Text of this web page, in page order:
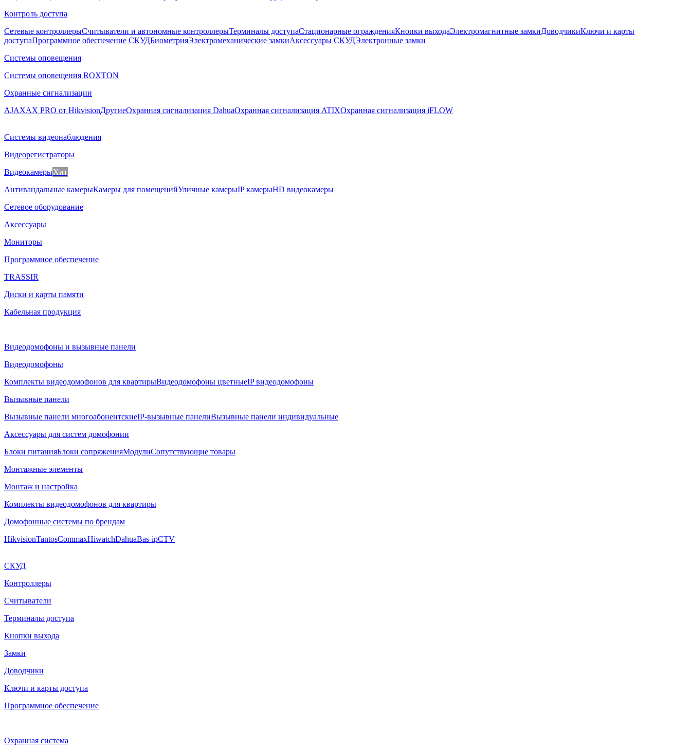
Контроль доступа
Сетевые контроллерыСчитыватели и автономные контроллерыТерминалы доступаСтационарные огражденияКнопки выходаЭлектромагнитные замкиДоводчикиКлючи и карты
доступаПрограммное обеспечение СКУДБиометрияЭлектромеханические замкиАксессуары СКУДЭлектронные замки
Системы оповещения
Системы оповещения ROXTON
Охранные сигнализации
AJAXAX PRO от HikvisionДругиеОхранная сигнализация DahuaОхранная сигнализация ATIXОхранная сигнализация iFLOW
Системы видеонаблюдения
Видеорегистраторы
ВидеокамерыХит
Антивандальные камерыКамеры для помещенийУличные камерыIP камерыHD видеокамеры
Сетевое оборудование
Аксессуары
Мониторы
Программное обеспечение
TRASSIR
Диски и карты памяти
Кабельная продукция
Видеодомофоны и вызывные панели
Видеодомофоны
Комплекты видеодомофонов для квартирыВидеодомофоны цветныеIP видеодомофоны
Вызывные панели
Вызывные панели многоабонентскиеIP-вызывные панелиВызывные панели индивидуальные
Аксессуары для систем домофонии
Блоки питанияБлоки сопряженияМодулиСопутствующие товары
Монтажные элементы
Монтаж и настройка
Комплекты видеодомофонов для квартиры
Домофонные системы по брендам
HikvisionTantosCommaxHiwatchDahuaBas-ipCTV
СКУД
Контроллеры
Считыватели
Терминалы доступа
Кнопки выхода
Замки
Доводчики
Ключи и карты доступа
Программное обеспечение
Охранная система